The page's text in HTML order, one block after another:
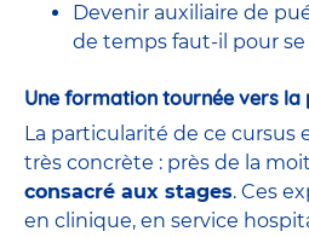
Devenir auxiliaire de
de temps faut-il pour se
Une formation tournée vers la
La particularité de ce cursus
très concrète : près de la
consacré aux stages. Ces
en clinique, en service